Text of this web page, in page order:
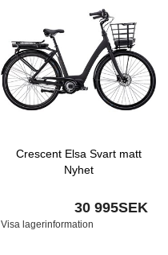
Crescent Elsa Svart matt
Nyhet
30 995SEK
Visa lagerinformation